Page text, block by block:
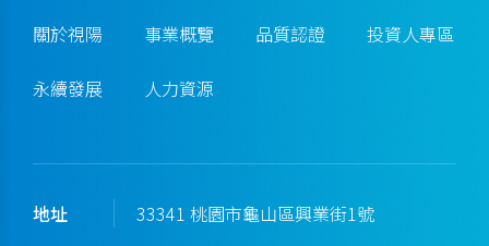
關於視陽 事業概覽 品質認證 投資人專區
永續發展 人力資源
地址 33341 桃園市龜山區興業街1號